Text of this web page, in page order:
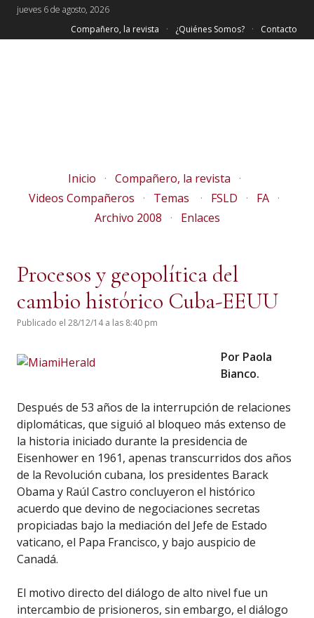
jueves 6 de agosto, 2026
Compañero, la revista
¿Quiénes Somos? Contacto
Inicio
Compañero, la revista
Videos Compañeros
Temas FSLD
FA
Archivo 2008
Enlaces
Procesos y geopolítica del
cambio histórico Cuba-EEUU
Publicado el 28/12/14 a las 8:40 pm
Por Paola
Bianco.
Después de 53 años de la interrupción de relaciones
diplomáticas, que siguió al bloqueo más extenso de
la historia iniciado durante la presidencia de
Eisenhower en 1961, apenas transcurridos dos años
de la Revolución cubana, los presidentes Barack
Obama y Raúl Castro concluyeron el histórico
acuerdo que devino de negociaciones secretas
propiciadas bajo la mediación del Jefe de Estado
vaticano, el Papa Francisco, y bajo auspicio de
Canadá.
El motivo directo del diálogo de alto nivel fue un
intercambio de prisioneros, sin embargo, el diálogo